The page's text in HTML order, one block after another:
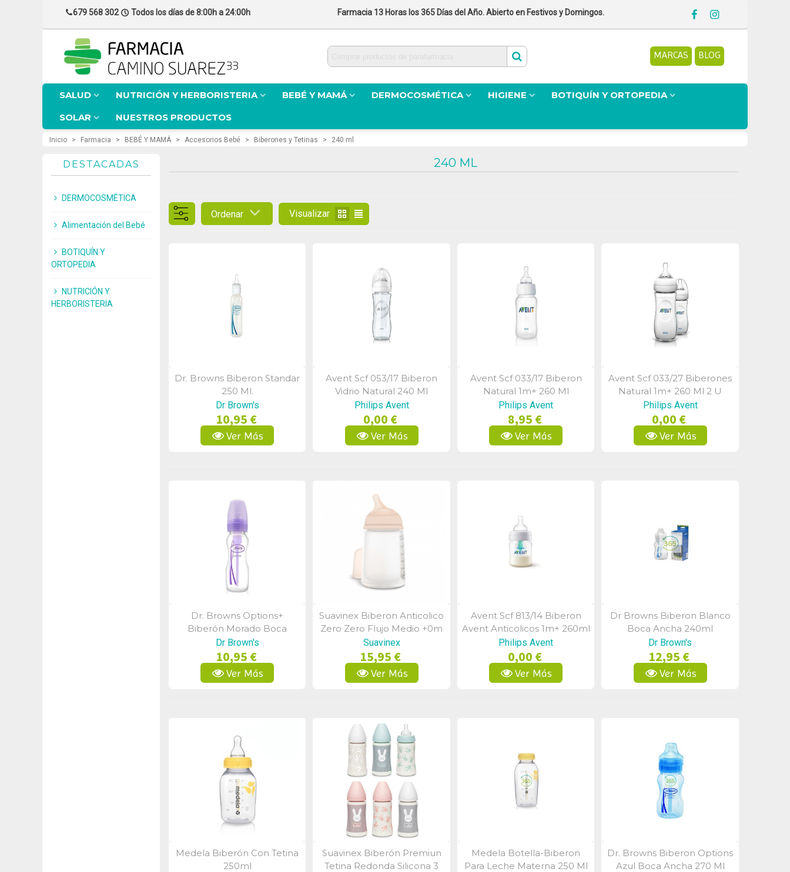
679 568 302 Todos los días de 8:00h a 24:00h Farmacia 13 Horas los 365 Días del Año. Abierto en Festivos y Domingos.
BLOG
MARCAS
SALUD NUTRICIÓN Y HERBORISTERIA BEBÉ Y MAMÁ DERMOCOSMÉTICA HIGIENE
BOTIQUÍN Y ORTOPEDIA
SOLAR
NUESTROS PRODUCTOS
Inicio > Farmacia > BEBÉ Y MAMÁ > Accesorios Bebé > Biberones y Tetinas > 240 ml
DESTACADAS
DERMOCOSMÉTICA
Alimentación del Bebé
BOTIQUÍN Y
ORTOPEDIA
NUTRICIÓN Y
HERBORISTERIA
240 ML
Ordenar Visualizar
Vista Rápida
Dr. Browns Biberon Standar
250 Ml.
Dr Brown's
10,95 €
Ver Más
Vista Rápida
Avent Scf 053/17 Biberon
Vidrio Natural 240 Ml
Philips Avent
0,00 €
Ver Más
Vista Rápida
Avent Scf 033/17 Biberon
Natural 1m+ 260 Ml
Philips Avent
8,95 €
Ver Más
Vista Rápida
Avent Scf 033/27 Biberones
Natural 1m+ 260 Ml 2 U
Philips Avent
0,00 €
Ver Más
Vista Rápida
Dr. Browns Options+
Biberón Morado Boca
Ancha 270 Ml
Dr Brown's
10,95 €
Ver Más
Vista Rápida
Suavinex Biberon Anticolico
Zero Zero Flujo Medio +0m
270ml
Suavinex
15,95 €
Ver Más
Vista Rápida
Avent Scf 813/14 Biberon
Avent Anticolicos 1m+ 260ml
Philips Avent
0,00 €
Ver Más
Vista Rápida
Dr Browns Biberon Blanco
Boca Ancha 240ml
Dr Brown's
12,95 €
Ver Más
Vista Rápida
Medela Biberón Con Tetina
250ml
Vista Rápida
Suavinex Biberón Premiun
Tetina Redonda Silicona 3
Vista Rápida
Medela Botella-Biberon
Para Leche Materna 250 Ml
Vista Rápida
Dr. Browns Biberon Options
Azul Boca Ancha 270 Ml